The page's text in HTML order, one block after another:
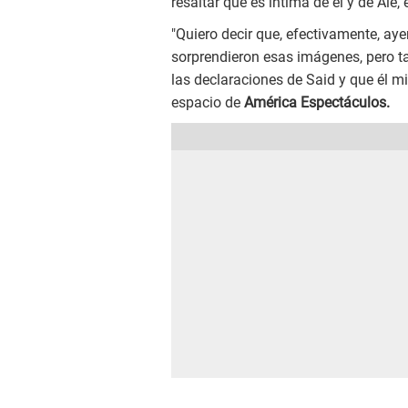
"Quiero decir que, efectivamente,
sorprendieron esas imágenes, pero
las declaraciones de Said y que él
espacio de América Espectáculos.